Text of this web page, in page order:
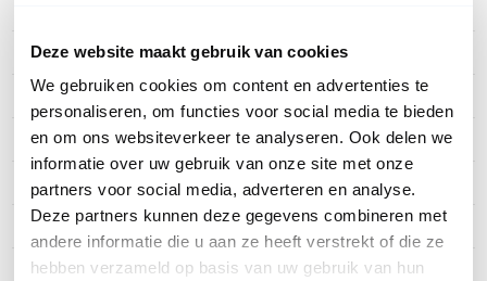
Deze website maakt gebruik van cookies
We gebruiken cookies om content en advertenties te
personaliseren, om functies voor social media te bieden
en om ons websiteverkeer te analyseren. Ook delen we
informatie over uw gebruik van onze site met onze
partners voor social media, adverteren en analyse.
Deze partners kunnen deze gegevens combineren met
andere informatie die u aan ze heeft verstrekt of die ze
hebben verzameld op basis van uw gebruik van hun
Artikelnummer 4536
EAN 4260059583268
Aantal lijnen 10 tot 20
Headset aansluitingen USB-A, Bluetooth, RJ9
WiFi ondersteuning Ja
Display aanwezig Kleurendisplay